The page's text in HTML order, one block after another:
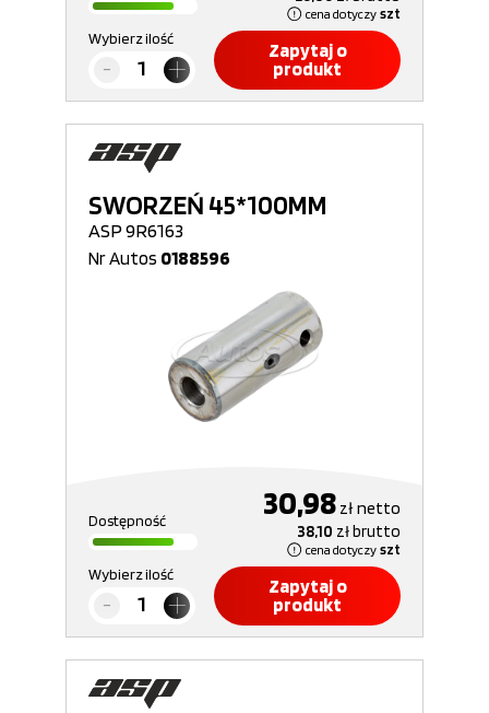
cena dotyczy szt
Wybierz ilość
Zapytaj o
produkt
SWORZEŃ 45*100MM
ASP 9R6163
Nr Autos 0188596
Dostępność 30,98 złnetto
38,10 złbrutto
cena dotyczy szt
Wybierz ilość
Zapytaj o
produkt